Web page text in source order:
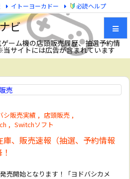
ビ
ーム機の店頭販売履歴、抽選予約情
サイトには広告が含まれています
メニュ
サイド
次へ
イトーヨーカドー 必読ヘルプ
シ販売実績 , 店頭販売 ,
, Switchソフト
、販売速報（抽選、予約情報
売開始となります！「ヨドバシカメ